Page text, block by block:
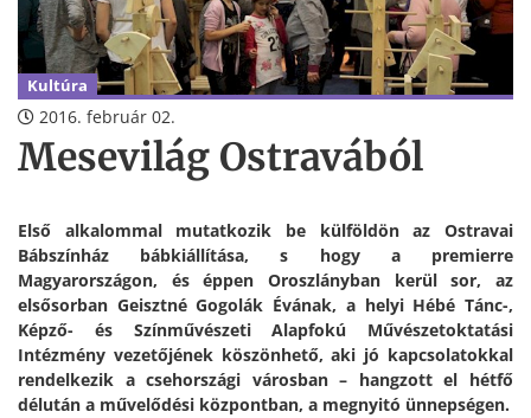
Kultúra
2016. február 02.
Mesevilág Ostravából
Első alkalommal mutatkozik be külföldön az Ostravai
Bábszínház bábkiállítása, s hogy a premierre
Magyarországon, és éppen Oroszlányban kerül sor, az
elsősorban Geisztné Gogolák Évának, a helyi Hébé Tánc-,
Képző- és Színművészeti Alapfokú Művészetoktatási
Intézmény vezetőjének köszönhető, aki jó kapcsolatokkal
rendelkezik a csehországi városban – hangzott el hétfő
délután a művelődési központban, a megnyitó ünnepségen.